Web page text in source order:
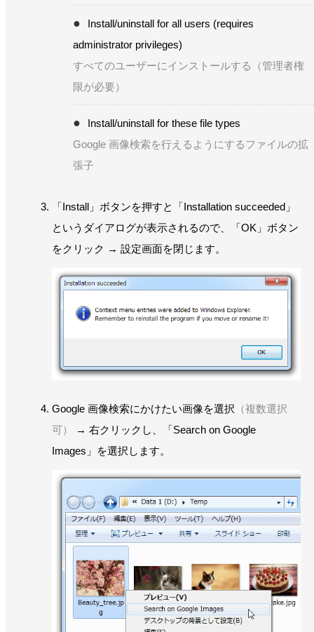
Install/uninstall for all users (requires
administrator privileges)
すべてのユーザーにインストールする（管理者権
限が必要）
Install/uninstall for these file types
Google 画像検索を行えるようにするファイルの拡
張子
「Install」ボタンを押すと「Installation succeeded」
というダイアログが表示されるので、「OK」ボタン
をクリック → 設定画面を閉じます。
Google 画像検索にかけたい画像を選択 （複数選択
可）
→ 右クリックし、「Search on Google
Images」を選択します。